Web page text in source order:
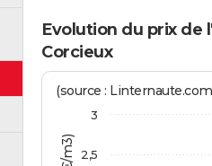
Evolution du prix de
Corcieux
(source :
2,5
3